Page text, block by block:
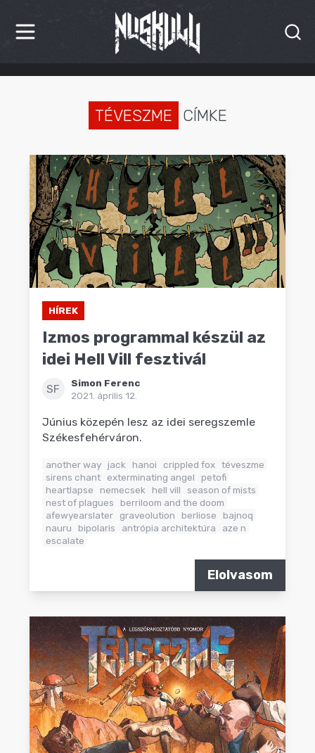
HÍREK
INTERJÚK
PREMIEREK
KULT
MÁSVILÁG
BLOG
TÉVESZME CÍMKE
HÍREK
Izmos programmal készül az
idei Hell Vill fesztivál
SF
Simon Ferenc
2021. április 12.
Június közepén lesz az idei seregszemle
Székesfehérváron.
another way jack hanoi crippled fox téveszme
sirens chant exterminating angel
petofi
heartlapse
nemecsek hell vill
season of mists
nest of plagues
berriloom and the doom
afewyearslater
graveolution berliose
bajnoq
nauru
bipolaris antrópia architektúra
aze n
escalate
Elolvasom